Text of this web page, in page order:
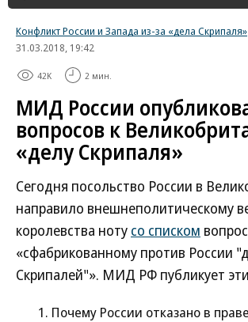
Конфликт России и Запада из-за «дела Скрипаля»
31.03.2018, 19:42
42K 2 мин.
МИД России
вопросов к
«делу Скрипаля»
Сегодня посольство России в
направило внешнеполитическому
королевства ноту со списком
«сфабрикованному против России
Скрипалей"». МИД РФ публикует
Почему России отказано в